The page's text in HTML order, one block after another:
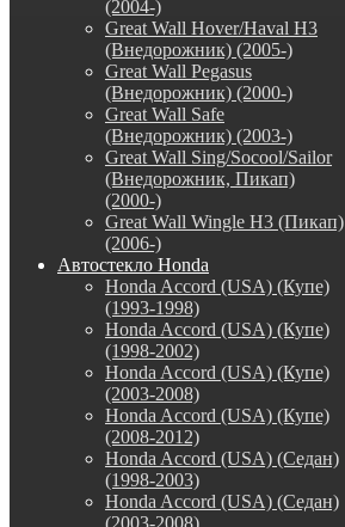
(2004-)
Great Wall Hover/Haval H3
(Внедорожник) (2005-)
Great Wall Pegasus
(Внедорожник) (2000-)
Great Wall Safe
(Внедорожник) (2003-)
Great Wall Sing/Socool/Sailor
(Внедорожник, Пикап)
(2000-)
Great Wall Wingle H3 (Пикап)
(2006-)
Автостекло Honda
Honda Accord (USA) (Купе)
(1993-1998)
Honda Accord (USA) (Купе)
(1998-2002)
Honda Accord (USA) (Купе)
(2003-2008)
Honda Accord (USA) (Купе)
(2008-2012)
Honda Accord (USA) (Седан)
(1998-2003)
Honda Accord (USA) (Седан)
(2003-2008)